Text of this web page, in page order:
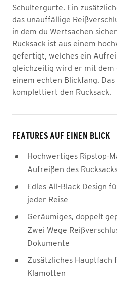
Schultergurte. Ein
das unauffällige
in dem du Wertsachen
Rucksack ist aus einem
gefertigt, welches ein
gleichzeitig wird er mit dem
einem echten Blickfang.
komplettiert den Rucksack.
FEATURES AUF EINEN BLICK
Hochwertiges Ripstop-
Aufreißen des
Edles All-Black Design
jeder Reise
Geräumiges, doppelt
Zwei Wege
Dokumente
Zusätzliches
Klamotten